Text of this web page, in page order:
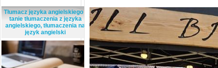
Tłumacz języka angielskiego -
tanie tłumaczenia z języka
angielskiego, tłumaczenia na
język angielski